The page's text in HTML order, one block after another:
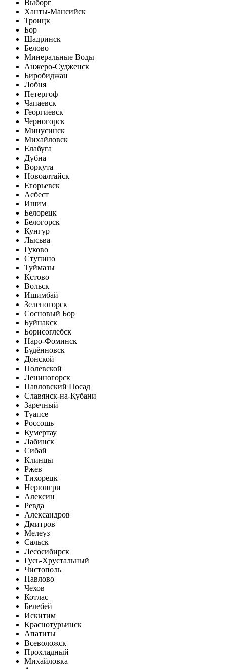
Выборг
Ханты-Мансийск
Троицк
Бор
Шадринск
Белово
Минеральные Воды
Анжеро-Судженск
Биробиджан
Лобня
Петергоф
Чапаевск
Георгиевск
Черногорск
Минусинск
Михайловск
Елабуга
Дубна
Воркута
Новоалтайск
Егорьевск
Асбест
Ишим
Белорецк
Белогорск
Кунгур
Лысьва
Гуково
Ступино
Туймазы
Кстово
Вольск
Ишимбай
Зеленогорск
Сосновый Бор
Буйнакск
Борисоглебск
Наро-Фоминск
Будённовск
Донской
Полевской
Лениногорск
Павловский Посад
Славянск-на-Кубани
Заречный
Туапсе
Россошь
Кумертау
Лабинск
Сибай
Клинцы
Ржев
Тихорецк
Нерюнгри
Алексин
Ревда
Александров
Дмитров
Мелеуз
Сальск
Лесосибирск
Гусь-Хрустальный
Чистополь
Павлово
Чехов
Котлас
Белебей
Искитим
Краснотурьинск
Апатиты
Всеволожск
Прохладный
Михайловка